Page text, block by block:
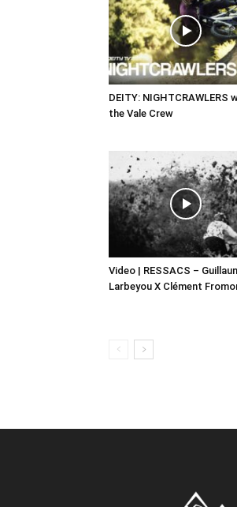
DEITY: NIGHTCRAWLERS
the Vale Crew
Video | RESSACS –
Larbeyou X Clément